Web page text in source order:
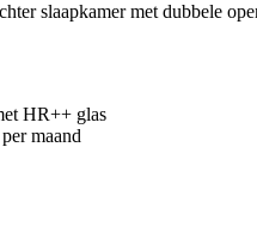
slaapkamer met dubbele
HR++ glas
maand